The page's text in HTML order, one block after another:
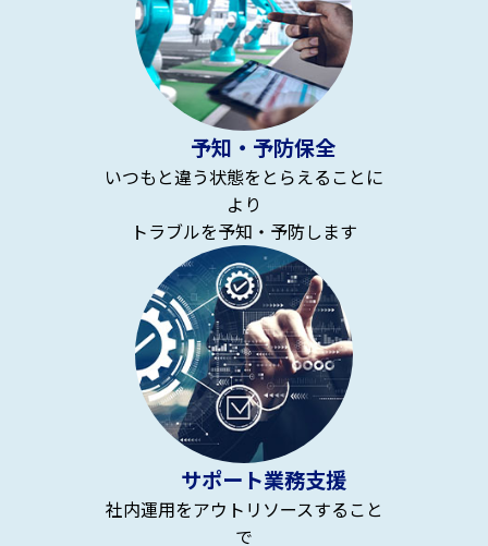
予知・予防保全
いつもと違う状態をとらえることに
より
トラブルを予知・予防します
サポート業務支援
社内運用をアウトリソースすること
で